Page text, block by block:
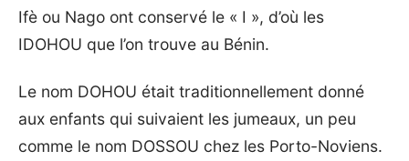
Ifè ou Nago ont conservé le « I », d’où les
IDOHOU que l’on trouve au Bénin.
Le nom DOHOU était traditionnellement donné
aux enfants qui suivaient les jumeaux, un peu
comme le nom DOSSOU chez les Porto-Noviens.